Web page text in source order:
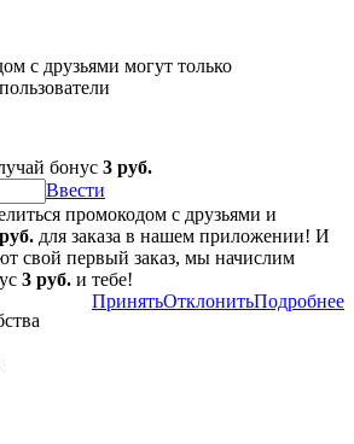
с друзьями могут только
бонус 3 руб.
Ввести
промокодом с друзьями и
для заказа в нашем приложении! И
свой первый заказ, мы начислим
3 руб. и тебе!
ПринятьОтклонитьПодробнее